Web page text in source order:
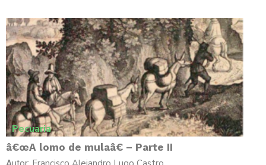
Pecuaria
â€œA lomo de mulaâ€ – Parte II